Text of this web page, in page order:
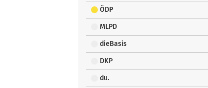
ÖDP
MLPD
dieBasis
DKP
du.